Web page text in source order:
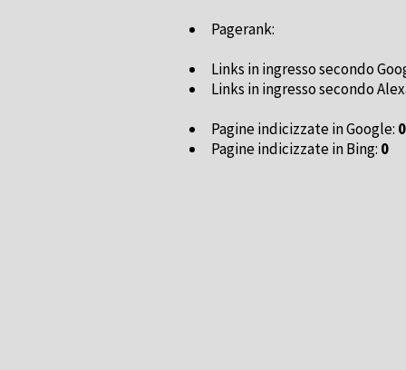
Pagerank:
Links in ingresso secondo
Links in ingresso secondo
Pagine indicizzate in Google: 0
Pagine indicizzate in Bing: 0